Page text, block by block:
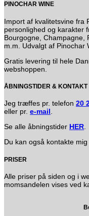
PINOCHAR WINE
Import af kvalitetsvine fra
personlighed og karakter
Bourgogne, Champagne,
m.m. Udvalgt af Pinochar
Gratis levering til hele
webshoppen.
ÅBNINGSTIDER & KONTAKT
Jeg træffes pr. telefon 20
eller pr. e-mail.
Se alle åbningstider HER.
Du kan også kontakte mig
PRISER
Alle priser på siden og i
momsandelen vises ved